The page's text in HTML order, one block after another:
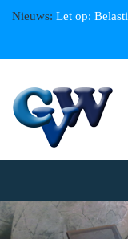
Nieuws: Let op: